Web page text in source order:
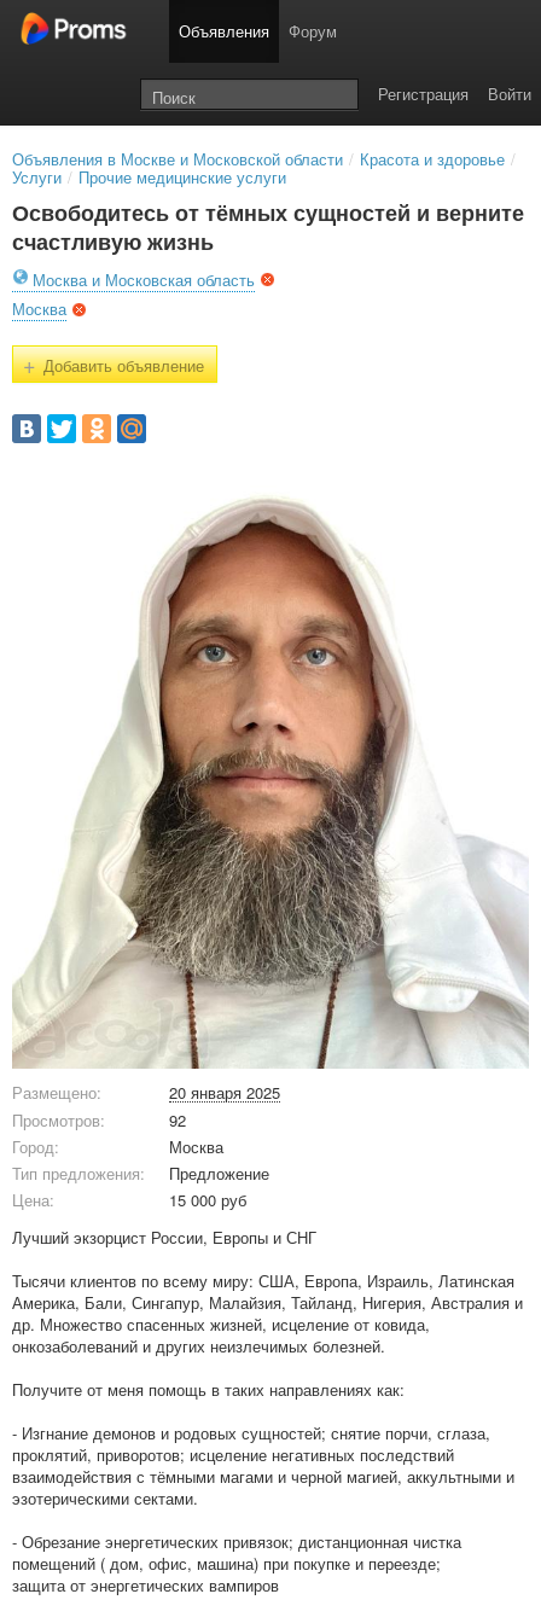
Объявления Форум
Войти
Регистрация
Объявления в Москве и Московской области / Красота и здоровье /
Услуги / Прочие медицинские услуги
Освободитесь от тёмных сущностей и верните
счастливую жизнь
Москва и Московская область
Москва
+Добавить объявление
Размещено:
20 января 2025
Просмотров:
92
Город:
Москва
Тип предложения:
Предложение
Цена:
15 000 руб
Лучший экзорцист России, Европы и СНГ
Тысячи клиентов по всему миру: США, Европа, Израиль, Латинская
Америка, Бали, Сингапур, Малайзия, Тайланд, Нигерия, Австралия и
др. Множество спасенных жизней, исцеление от ковида,
онкозаболеваний и других неизлечимых болезней.
Получите от меня помощь в таких направлениях как:
- Изгнание демонов и родовых сущностей; снятие порчи, сглаза,
проклятий, приворотов; исцеление негативных последствий
взаимодействия с тёмными магами и черной магией, аккультными и
эзотерическими сектами.
- Обрезание энергетических привязок; дистанционная чистка
помещений ( дом, офис, машина) при покупке и переезде;
защита от энергетических вампиров